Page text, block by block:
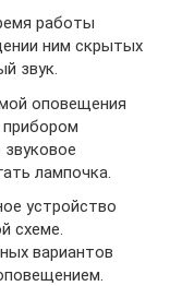
работы
ним скрытых
звук.
оповещения
лампочка.
устройство
схеме.
вариантов